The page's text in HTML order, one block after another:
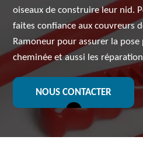
oiseaux de construire leur nid.
faites confiance aux couvreurs
Ramoneur pour assurer la
cheminée et aussi les
NOUS CONTACTER